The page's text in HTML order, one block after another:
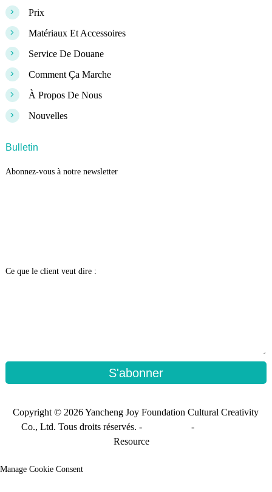
> Prix
> Matériaux Et Accessoires
> Service De Douane
> Comment Ça Marche
> À Propos De Nous
> Nouvelles
Bulletin
Abonnez-vous à notre newsletter
Ce que le client veut dire :
S'abonner
Copyright © 2026 Yancheng Joy Foundation Cultural Creativity
Co., Ltd. Tous droits réservés. -
-
Resource
Manage Cookie Consent